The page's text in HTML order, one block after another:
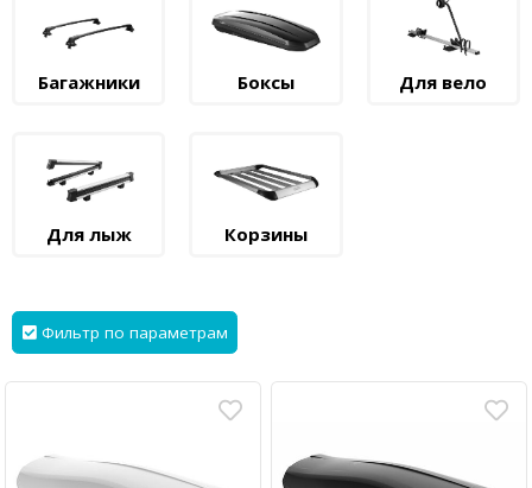
Багажники Боксы Для вело
Для лыж Корзины
Фильтр по параметрам